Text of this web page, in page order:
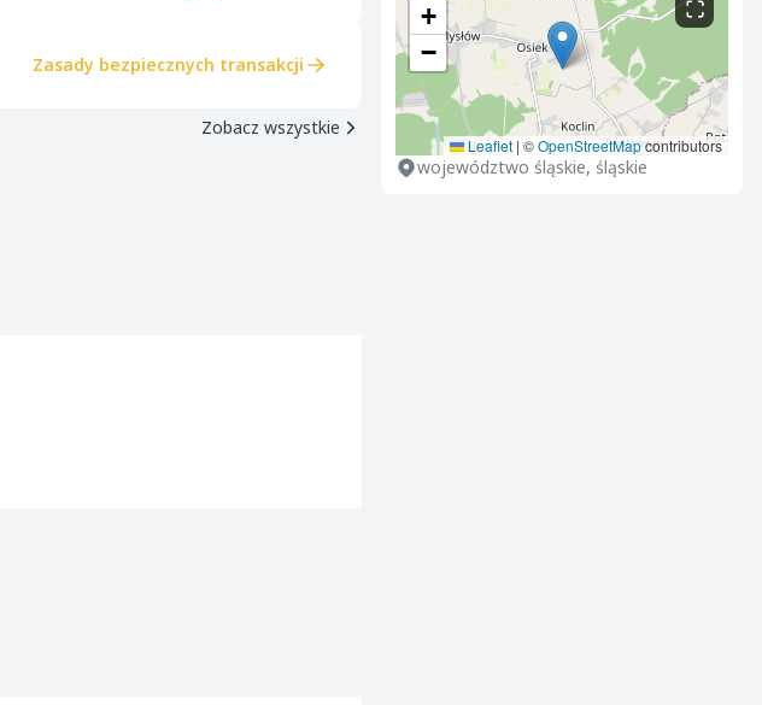
Zasady bezpiecznych transakcji
Zobacz wszystkie
+
−
Leaflet | ©OpenStreetMapcontributors
województwo śląskie, śląskie